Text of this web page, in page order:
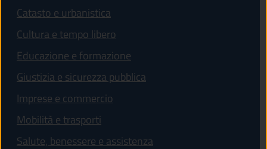
Catasto e urbanistica
Cultura e tempo libero
Educazione e formazione
Giustizia e sicurezza pubblica
Imprese e commercio
Mobilità e trasporti
Salute, benessere e assistenza